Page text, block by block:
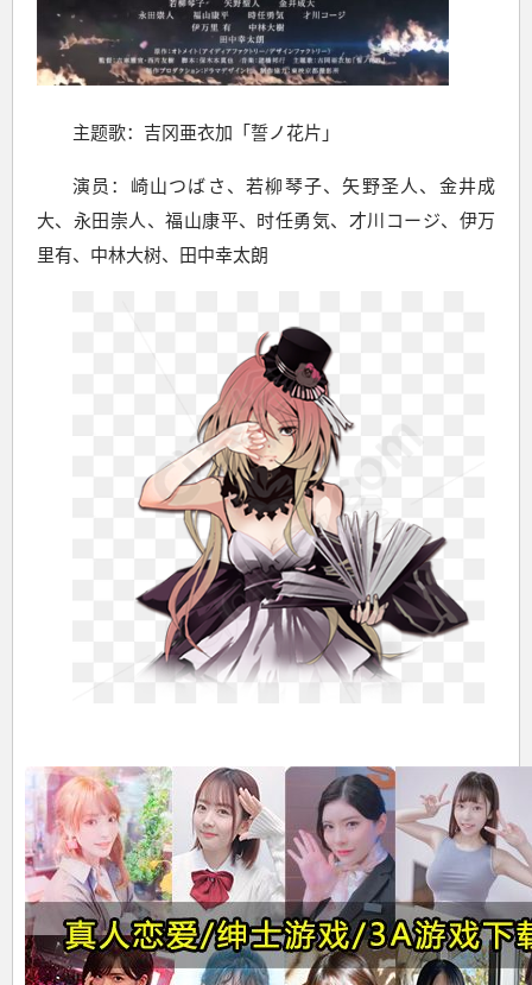
主题歌：吉冈亜衣加「誓ノ花片」
演员：崎山つばさ、若柳琴子、矢野圣人、金井成
大、永田崇人、福山康平、时任勇気、才川コージ、伊万
里有、中林大树、田中幸太朗